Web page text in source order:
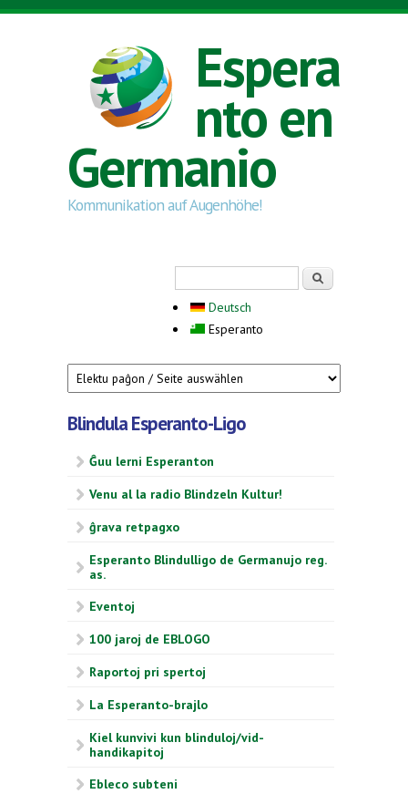
Skip to main content
Espera
nto en
Germanio
Kommunikation auf Augenhöhe!
Deutsch
Esperanto
Blindula Esperanto-Ligo
Ĝuu lerni Esperanton
Venu al la radio Blindzeln Kultur!
ĝrava retpagxo
Esperanto Blindulligo de Germanujo reg.
as.
Eventoj
100 jaroj de EBLOGO
Raportoj pri spertoj
La Esperanto-brajlo
Kiel kunvivi kun blinduloj/vid-
handikapitoj
Ebleco subteni